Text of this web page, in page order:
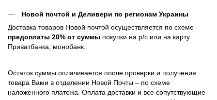
Новой почтой и Деливери по регионам Украины
Доставка товаров Новой почтой осуществляется по схеме
предоплаты 20% от суммы покупки на р/с или на карту
Приватбанка, монобанк.
Остаток суммы оплачивается после проверки и получения
товара Вами в отделении Новой Почты – по схеме
наложенного платежа. Оплата доставки и все сопутствующие